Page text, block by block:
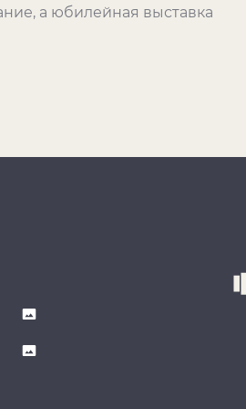
а юбилейная выставка